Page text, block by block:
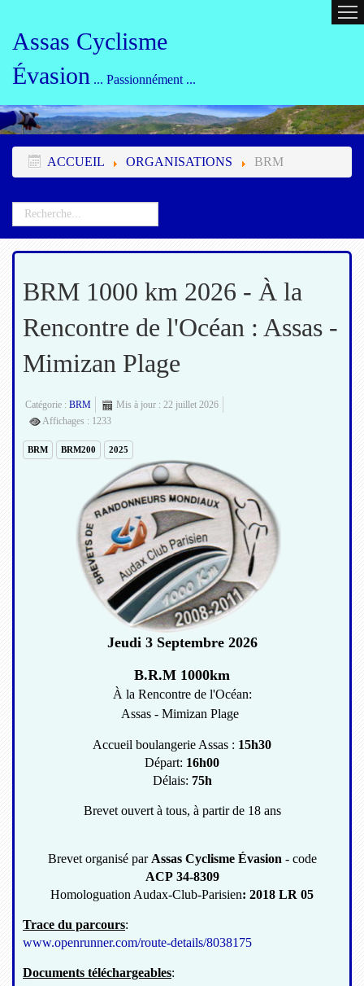
Assas Cyclisme
Évasion ... Passionnément ...
ACCUEIL ORGANISATIONS BRM
BRM 1000 km 2026 - À la
Rencontre de l'Océan : Assas -
Mimizan Plage
Catégorie : BRM
Mis à jour : 22 juillet 2026
Affichages : 1233
BRM BRM200 2025
Jeudi 3 Septembre 2026
B.R.M 1000km
À la Rencontre de l'Océan:
Assas - Mimizan Plage
Accueil boulangerie Assas : 15h30
Départ: 16h00
Délais: 75h
Brevet ouvert à tous, à partir de 18 ans
Brevet organisé par Assas Cyclisme Évasion - code
ACP 34-8309
Homologuation Audax-Club-Parisien: 2018 LR 05
Trace du parcours:
www.openrunner.com/route-details/8038175
Documents téléchargeables: